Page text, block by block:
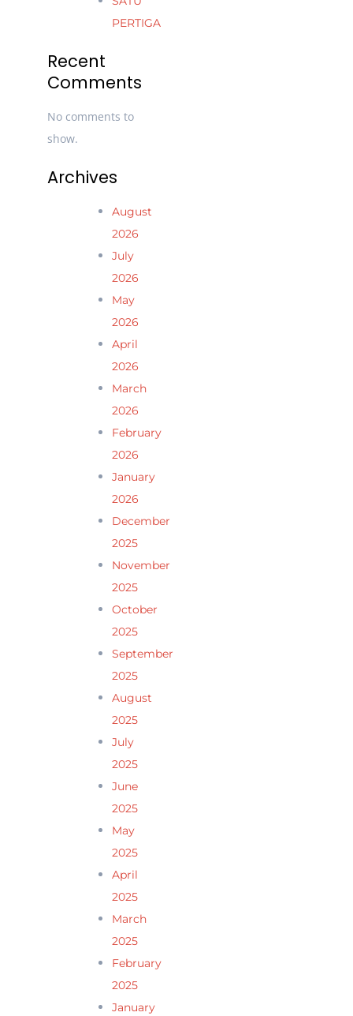
PERTIGA
Recent
Comments
No comments to
show.
Archives
August
2026
July
2026
May
2026
April
2026
March
2026
February
2026
January
2026
December
2025
November
2025
October
2025
September
2025
August
2025
July
2025
June
2025
May
2025
April
2025
March
2025
February
2025
January